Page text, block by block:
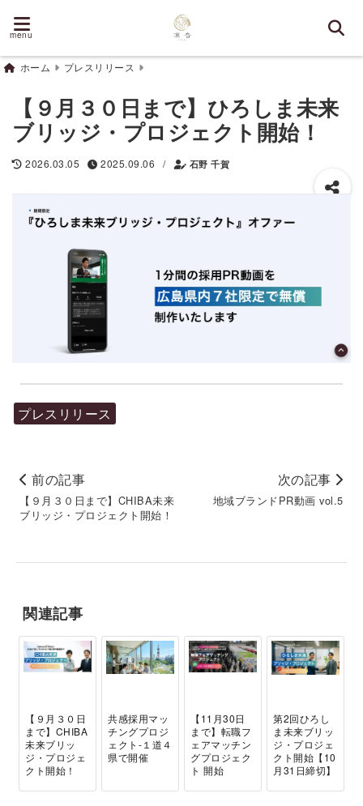
menu
ホーム プレスリリース
【９月３０日まで】ひろしま未来
ブリッジ・プロジェクト開始！
2026.03.05 2025.09.06 / 石野 千賀
プレスリリース
前の記事
【９月３０日まで】CHIBA未来
ブリッジ・プロジェクト開始！
次の記事
地域ブランドPR動画 vol.5
関連記事
【９月３０日
まで】CHIBA
未来ブリッ
ジ・プロジェ
クト開始！
共感採用マッ
チングプロジ
ェクト-１道４
県で開催
【11月30日
まで】転職フ
ェアマッチン
グプロジェク
ト 開始
第2回ひろし
ま未来ブリッ
ジ・プロジェ
クト開始【10
月31日締切】